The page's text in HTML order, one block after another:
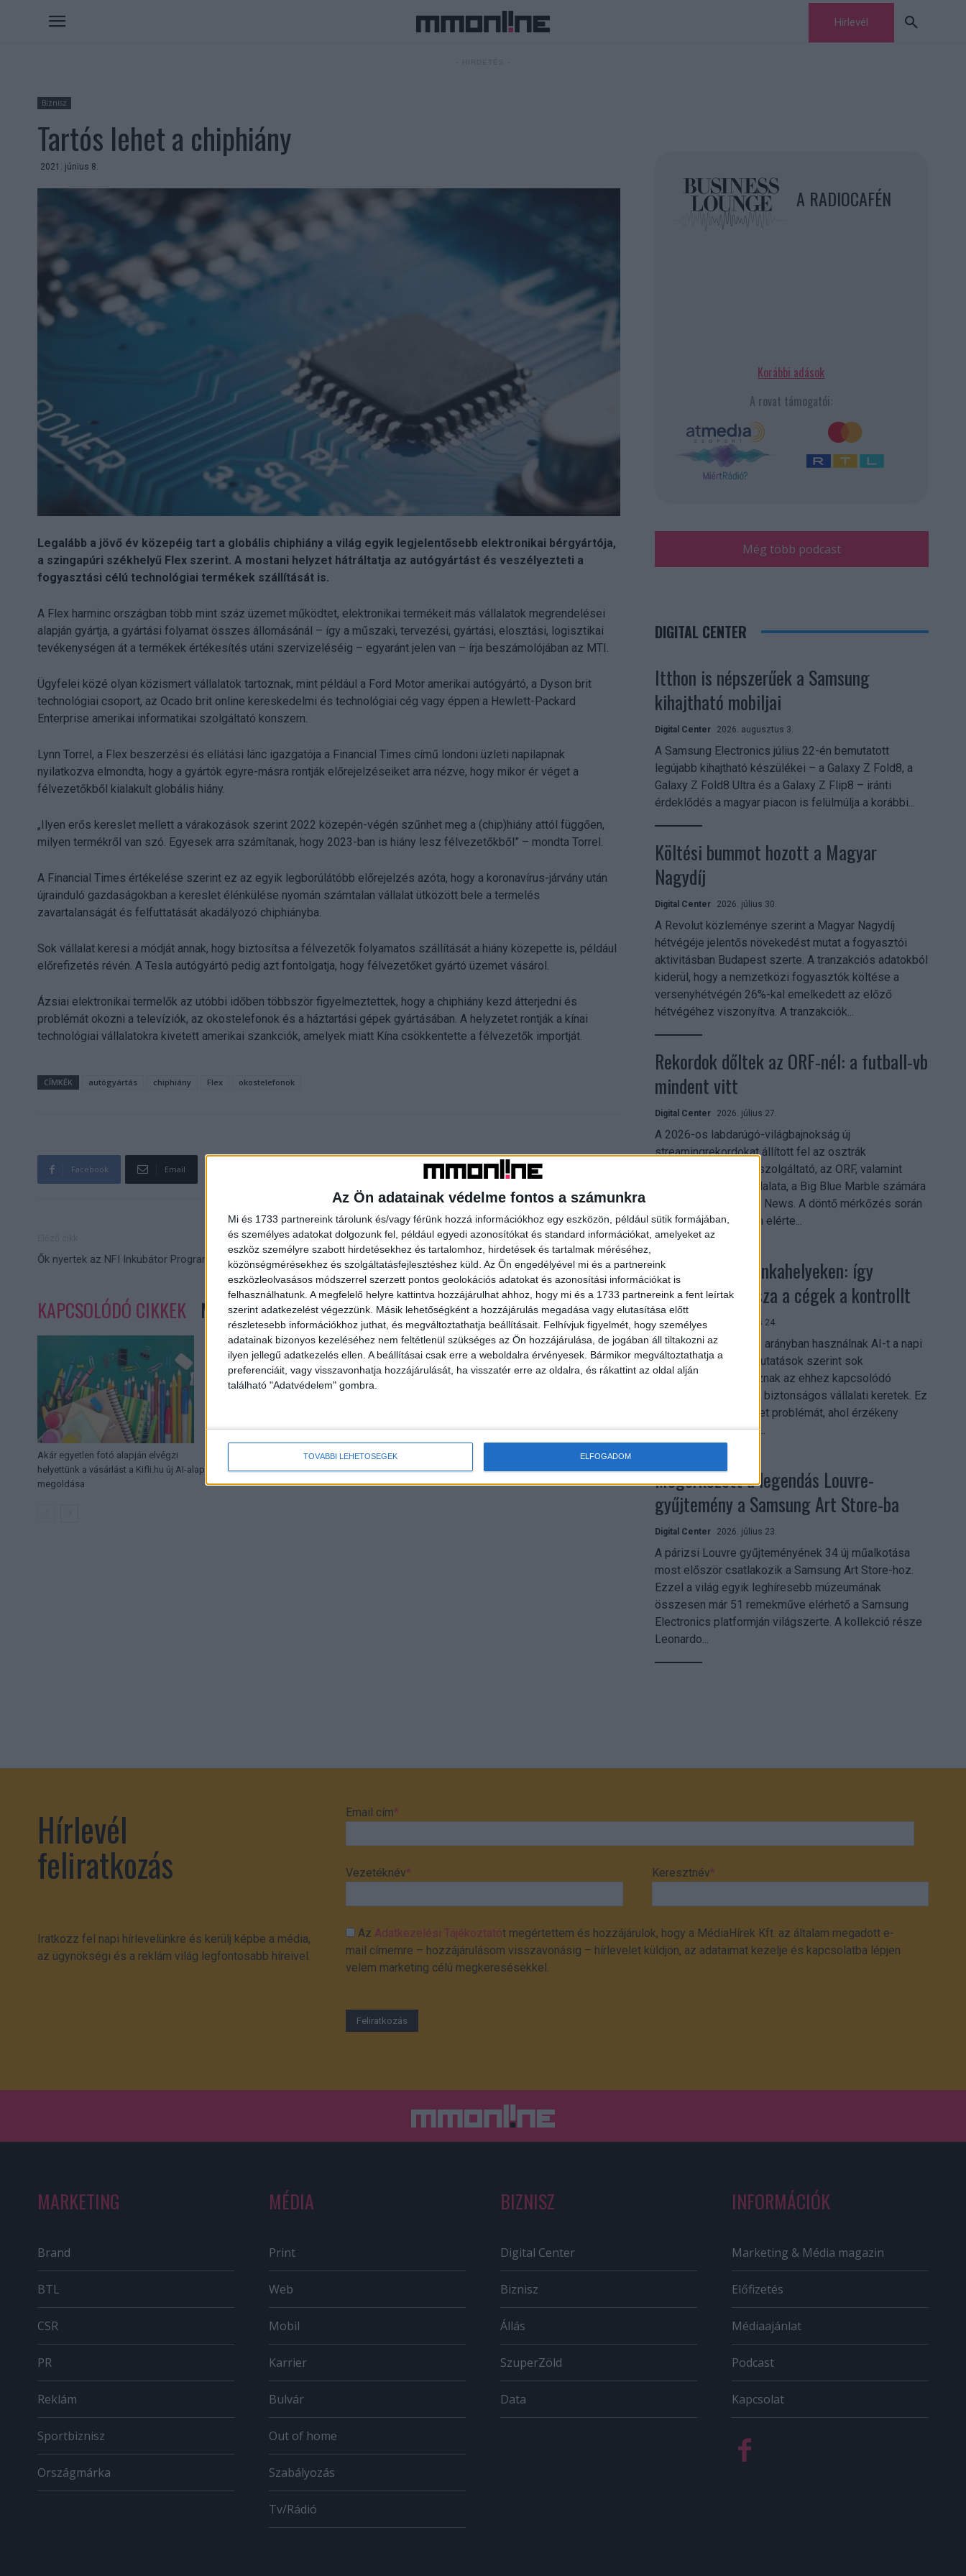
Az Ön adatainak védelme fontos a számunkra
Mi és 1733 partnereink tárolunk és/vagy férünk hozzá információkhoz egy eszközön, például sütik formájában,
és személyes adatokat dolgozunk fel, például egyedi azonosítókat és standard információkat, amelyeket az
eszköz személyre szabott hirdetésekhez és tartalomhoz, hirdetések és tartalmak méréséhez,
közönségmérésekhez és szolgáltatásfejlesztéshez küld. Az Ön engedélyével mi és a partnereink
eszközleolvasásos módszerrel szerzett pontos geolokációs adatokat és azonosítási információkat is
felhasználhatunk. A megfelelő helyre kattintva hozzájárulhat ahhoz, hogy mi és a 1733 partnereink a fent leírtak
szerint adatkezelést végezzünk. Másik lehetőségként a hozzájárulás megadása vagy elutasítása előtt
részletesebb információkhoz juthat, és megváltoztathatja beállításait. Felhívjuk figyelmét, hogy személyes
adatainak bizonyos kezeléséhez nem feltétlenül szükséges az Ön hozzájárulása, de jogában áll tiltakozni az
ilyen jellegű adatkezelés ellen. A beállításai csak erre a weboldalra érvényesek. Bármikor megváltoztathatja a
preferenciáit, vagy visszavonhatja hozzájárulását, ha visszatér erre az oldalra, és rákattint az oldal alján
található "Adatvédelem" gombra.
TOVÁBBI LEHETŐSÉGEK ELFOGADOM
Hírlevél
Biznisz
Tartós lehet a chiphiány
2021. június 8.
Legalább a jövő év közepéig tart a globális chiphiány a világ egyik legjelentősebb elektronikai bérgyártója,
a szingapúri székhelyű Flex szerint. A mostani helyzet hátráltatja az autógyártást és veszélyezteti a
fogyasztási célú technológiai termékek szállítását is.
A Flex harminc országban több mint száz üzemet működtet, elektronikai termékeit más vállalatok megrendelései
alapján gyártja, a gyártási folyamat összes állomásánál – így a műszaki, tervezési, gyártási, elosztási, logisztikai
tevékenységen át a termékek értékesítés utáni szervizeléséig – egyaránt jelen van – írja beszámolójában az MTI.
Ügyfelei közé olyan közismert vállalatok tartoznak, mint például a Ford Motor amerikai autógyártó, a Dyson brit
technológiai csoport, az Ocado brit online kereskedelmi és technológiai cég vagy éppen a Hewlett-Packard
Enterprise amerikai informatikai szolgáltató konszern.
Lynn Torrel, a Flex beszerzési és ellátási lánc igazgatója a Financial Times című londoni üzleti napilapnak
nyilatkozva elmondta, hogy a gyártók egyre-másra rontják előrejelzéseiket arra nézve, hogy mikor ér véget a
félvezetőkből kialakult globális hiány.
„Ilyen erős kereslet mellett a várakozások szerint 2022 közepén-végén szűnhet meg a (chip)hiány attól függően,
milyen termékről van szó. Egyesek arra számítanak, hogy 2023-ban is hiány lesz félvezetőkből” – mondta Torrel.
A Financial Times értékelése szerint ez az egyik legborúlátóbb előrejelzés azóta, hogy a koronavírus-járvány után
újrainduló gazdaságokban a kereslet élénkülése nyomán számtalan vállalat ütközött bele a termelés
zavartalanságát és felfuttatását akadályozó chiphiányba.
Sok vállalat keresi a módját annak, hogy biztosítsa a félvezetők folyamatos szállítását a hiány közepette is, például
előrefizetés révén. A Tesla autógyártó pedig azt fontolgatja, hogy félvezetőket gyártó üzemet vásárol.
Ázsiai elektronikai termelők az utóbbi időben többször figyelmeztettek, hogy a chiphiány kezd átterjedni és
problémát okozni a televíziók, az okostelefonok és a háztartási gépek gyártásában. A helyzetet rontják a kínai
technológiai vállalatokra kivetett amerikai szankciók, amelyek miatt Kína csökkentette a félvezetők importját.
CÍMKÉK autógyártás chiphiány Flex okostelefonok
Facebook Email
Ők nyertek az NFI Inkubátor Programjában
Következő cikk
Kiderült, mit gondolnak a magyarok az Eb-ről
KAPCSOLÓDÓ CIKKEK MORE FROM AUTHOR
Akár egyetlen fotó alapján elvégzi
helyettünk a vásárlást a Kifli.hu új AI-alapú
megoldása
Új ügyvezető igazgató az ITAKA Hungary
élén
A RADIOCAFÉN
Korábbi adások
A rovat támogatói:
Még több podcast
DIGITAL CENTER
Itthon is népszerűek a Samsung
kihajtható mobiljai
Digital Center 2026. augusztus 3.
A Samsung Electronics július 22-én bemutatott
legújabb kihajtható készülékei – a Galaxy Z Fold8, a
Galaxy Z Fold8 Ultra és a Galaxy Z Flip8 – iránti
érdeklődés a magyar piacon is felülmúlja a korábbi...
Költési bummot hozott a Magyar
Nagydíj
Digital Center 2026. július 30.
A Revolut közleménye szerint a Magyar Nagydíj
hétvégéje jelentős növekedést mutat a fogyasztói
aktivitásban Budapest szerte. A tranzakciós adatokból
kiderül, hogy a nemzetközi fogyasztók költése a
versenyhétvégén 26%-kal emelkedett az előző
hétvégéhez viszonyítva. A tranzakciók...
Rekordok dőltek az ORF-nél: a futball-vb
mindent vitt
Digital Center 2026. július 27.
A 2026-os labdarúgó-világbajnokság új
streamingrekordokat állított fel az osztrák
közszolgálati műsorszolgáltató, az ORF, valamint
technológiai leányvállalata, a Big Blue Marble számára
– írja a Broadband TV News. A döntő mérkőzés során
az átlagos nézőszám elérte...
Shadow AI a munkahelyeken: így
szerezhetik vissza a cégek a kontrollt
Digital Center 2026. július 24.
A munkavállalók nagy arányban használnak AI-t a napi
munkában, ám friss kutatások szerint sok
szervezetnél hiányoznak az ehhez kapcsolódó
világos irányelvek és biztonságos vállalati keretek. Ez
különösen ott jelenthet problémát, ahol érzékeny
üzleti információkkal...
Megérkezett a legendás Louvre-
gyűjtemény a Samsung Art Store-ba
Digital Center 2026. július 23.
A párizsi Louvre gyűjteményének 34 új műalkotása
most először csatlakozik a Samsung Art Store-hoz.
Ezzel a világ egyik leghíresebb múzeumának
összesen már 51 remekműve elérhető a Samsung
Electronics platformján világszerte. A kollekció része
Leonardo...
Hírlevél
feliratkozás
Iratkozz fel napi hírlevelünkre és kerülj képbe a média,
az ügynökségi és a reklám világ legfontosabb híreivel.
Email cím*
Vezetéknév* Keresztnév*
AzAdatkezelési Tájékoztatót megértettem és hozzájárulok, hogy a MédiaHírek Kft. az általam megadott e-
mail címemre – hozzájárulásom visszavonásig – hírlevelet küldjön, az adataimat kezelje és kapcsolatba lépjen
velem marketing célú megkeresésekkel.
MARKETING
Brand
BTL
CSR
PR
Reklám
Sportbiznisz
Országmárka
MÉDIA
Print
Web
Mobil
Karrier
Bulvár
Out of home
Szabályozás
Tv/Rádió
BIZNISZ
Digital Center
Biznisz
Állás
SzuperZöld
Data
INFORMÁCIÓK
Marketing & Média magazin
Előfizetés
Médiaajánlat
Podcast
Kapcsolat